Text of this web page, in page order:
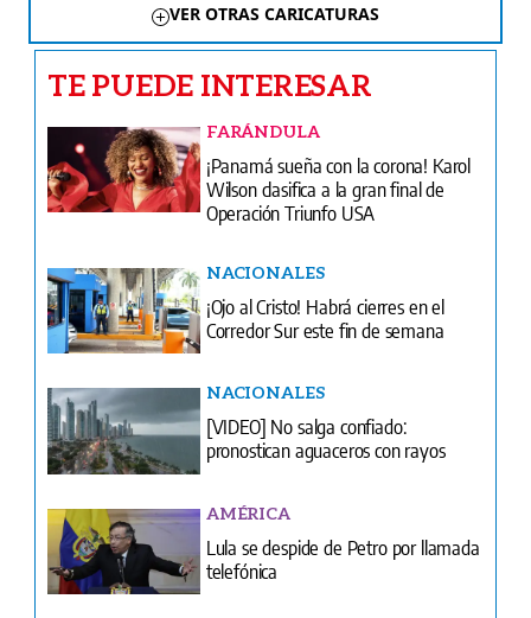
VER OTRAS CARICATURAS
TE PUEDE INTERESAR
FARÁNDULA
¡Panamá sueña con la corona! Karol
Wilson clasifica a la gran final de
Operación Triunfo USA
NACIONALES
¡Ojo al Cristo! Habrá cierres en el
Corredor Sur este fin de semana
NACIONALES
[VIDEO] No salga confiado:
pronostican aguaceros con rayos
AMÉRICA
Lula se despide de Petro por llamada
telefónica